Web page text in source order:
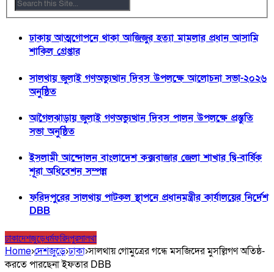
ঢাকায় আত্মগোপনে থাকা আজিজুর হত্যা মামলার প্রধান আসামি
শাকিল গ্রেপ্তার
সালথায় জুলাই গণঅভ্যুত্থান দিবস উপলক্ষে আলোচনা সভা-২০২৬
অনুষ্ঠিত
আগৈলঝাড়ায় জুলাই গণঅভ্যুত্থান দিবস পালন উপলক্ষে প্রস্তুতি
সভা অনুষ্ঠিত
ইসলামী আন্দোলন বাংলাদেশ কক্সবাজার জেলা শাখার দ্বি-বার্ষিক
শূরা অধিবেশন সম্পন্ন
ফরিদপুরের সালথায় পাটকল স্থাপনে প্রধানমন্ত্রীর কার্যালয়ের নির্দেশ
DBB
ঢাকাদেশজুড়েধর্মফরিদপুরসালথা
Home›দেশজুড়ে›ঢাকা›সালথায় গোমুত্রের গন্ধে মসজিদের মুসল্লিগণ অতিষ্ঠ-
করতে পারছেনা ইফতার DBB